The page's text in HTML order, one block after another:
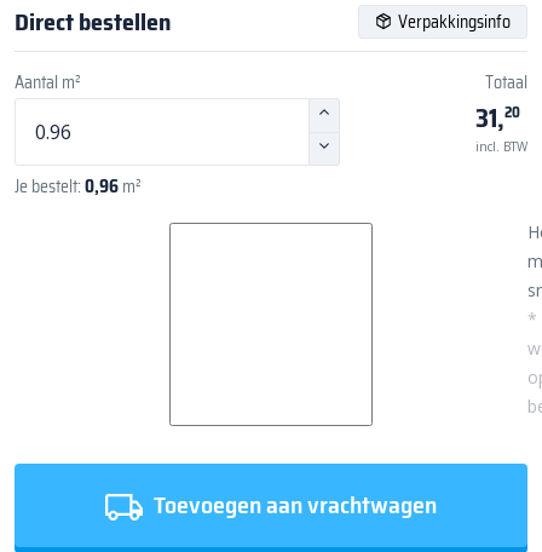
Direct bestellen Verpakkingsinfo
Aantal m²
Je bestelt:0,96m²
Totaal
31,20
incl. BTW
*
Toevoegen aan vrachtwagen